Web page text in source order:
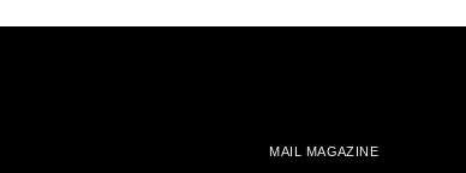
MAIL MAGAZINE